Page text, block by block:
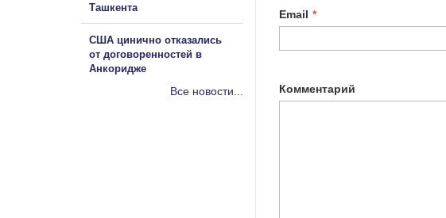
Email *
Комментарий
Ташкента
США цинично отказались
от договоренностей в
Анкоридже
Все новости...